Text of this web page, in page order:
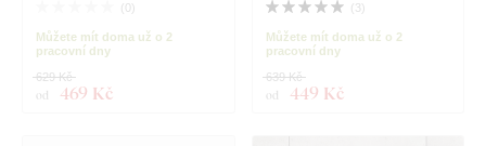
( 0)
Můžete mít doma už o 2
pracovní dny
od 469 Kč
629 Kč
( 3)
Můžete mít doma už o 2
pracovní dny
od 449 Kč
639 Kč